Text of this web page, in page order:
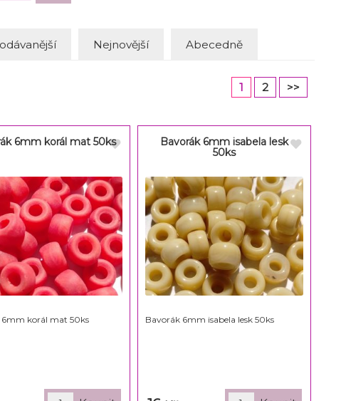
Nejnovější Abecedně
1 2 >>
6mm korál mat 50ks
6mm korál mat 50ks
Bavorák 6mm isabela lesk
50ks
Bavorák 6mm isabela lesk 50ks